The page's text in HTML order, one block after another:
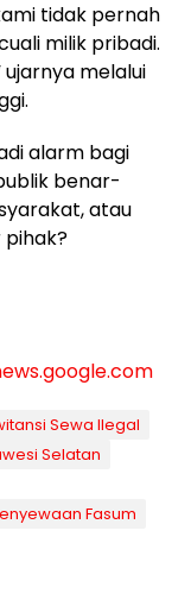
tidak pernah
milik pribadi.
ujarnya melalui
alarm bagi
benar-
atau
pihak?
Sewa Ilegal
Selatan
Fasum